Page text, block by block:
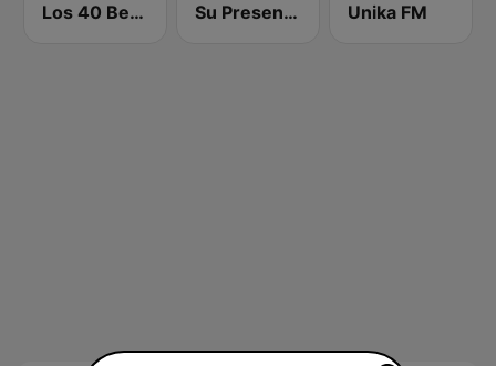
Los 40 Benidorm Su Presencia Unika FM